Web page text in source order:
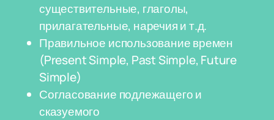
существительные, глаголы,
прилагательные, наречия и т.д.
Правильное использование времен
(Present Simple, Past Simple, Future
Simple)
Согласование подлежащего и
сказуемого